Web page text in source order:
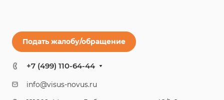
Подать жалобу/обращение
+7 (499) 110-64-44
info@visus-novus.ru